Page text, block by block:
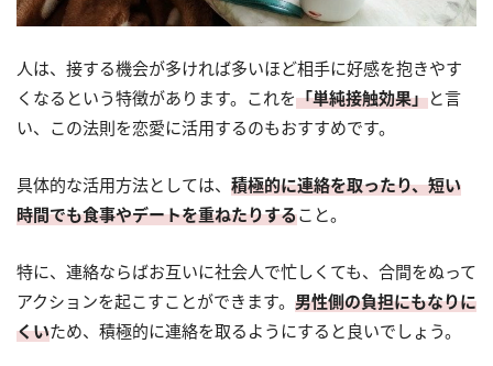
人は、接する機会が多ければ多いほど相手に好感を抱きやす
くなるという特徴があります。これを「単純接触効果」と言
い、この法則を恋愛に活用するのもおすすめです。
具体的な活用方法としては、 積極的に連絡を取ったり、短い
時間でも食事やデートを重ねたりすること。
特に、連絡ならばお互いに社会人で忙しくても、合間をぬって
アクションを起こすことができます。 男性側の負担にもなりに
くいため、積極的に連絡を取るようにすると良いでしょう。